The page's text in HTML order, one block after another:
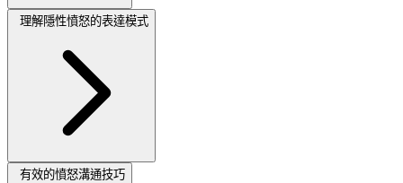
理解隱性憤怒的表達模式
有效的憤怒溝通技巧